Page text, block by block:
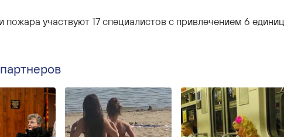
пожара участвуют 17 специалистов с привлечением 6 единиц